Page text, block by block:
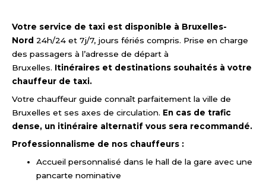
Votre service de taxi est disponible à Bruxelles-
Nord 24h/24 et 7j/7, jours fériés compris. Prise en charge
des passagers à l’adresse de départ à
Bruxelles. Itinéraires et destinations souhaités à votre
chauffeur de taxi.
Votre chauffeur guide connaît parfaitement la ville de
Bruxelles et ses axes de circulation. En cas de trafic
dense, un itinéraire alternatif vous sera recommandé.
Professionnalisme de nos chauffeurs :
Accueil personnalisé dans le hall de la gare avec une
pancarte nominative